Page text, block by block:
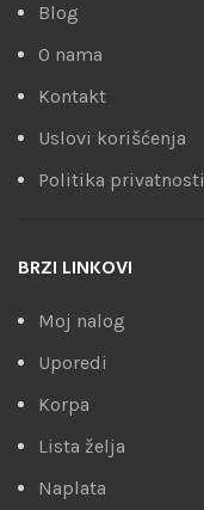
Blog
O nama
Kontakt
Uslovi korišćenja
Politika privatnosti
BRZI LINKOVI
Moj nalog
Uporedi
Korpa
Lista želja
Naplata